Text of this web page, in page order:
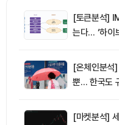
[토큰분석]
는다… ‘하이
[온체인분석
뿐… 한국도
[마켓분석]